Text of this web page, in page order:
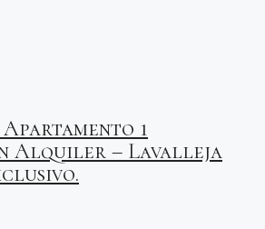
Apartamento 1
Alquiler – Lavalleja